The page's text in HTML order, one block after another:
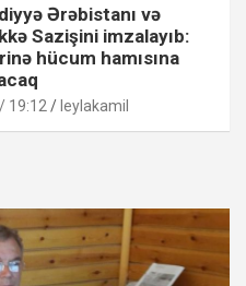
Ərəbistanı və
Sazişini imzalayıb:
hücum hamısına
19:12 leylakamil